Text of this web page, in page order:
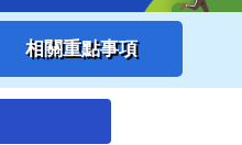
相關重點事項